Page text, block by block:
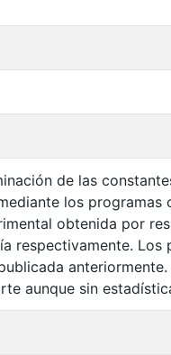
de las
los programas
obtenida por
Los
aunque sin